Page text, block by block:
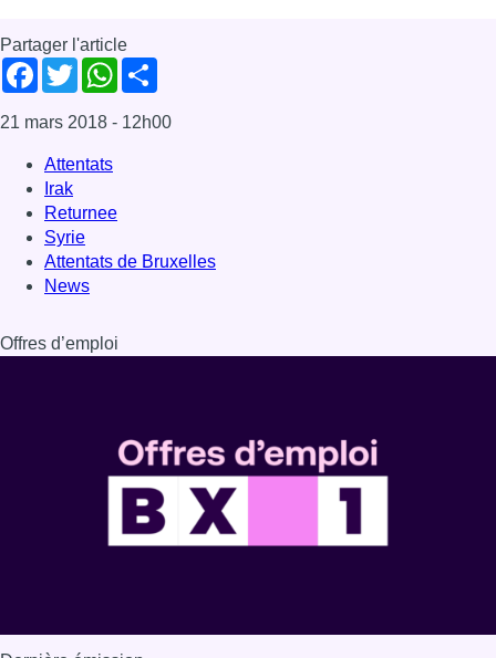
Partager l'article
Facebook
TwitterWhatsApp
21 mars 2018 - 12h00
Attentats
Irak
Returnee
Syrie
Attentats de Bruxelles
News
Offres d’emploi